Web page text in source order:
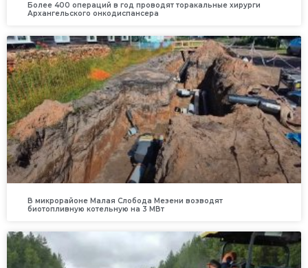
Более 400 операций в год проводят торакальные хирурги
Архангельского онкодиспансера
В микрорайоне Малая Слобода Мезени возводят
биотопливную котельную на 3 МВт